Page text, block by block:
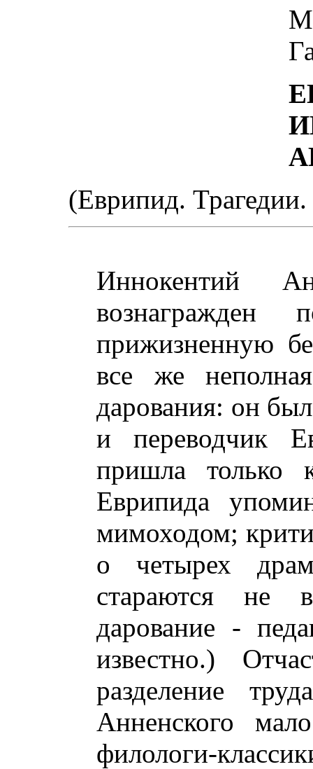
(Еврипид.
Иннокентий
вознагражден
прижизненную
все же
дарования: он
и переводчик
пришла только
Еврипида
мимоходом;
о четырех
стараются не
дарование -
известно.)
разделение
Анненского
филологи-